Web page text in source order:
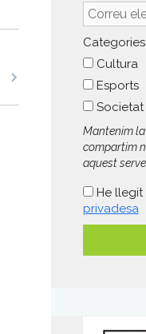
Correu
electrònic
*Categories:
Cultura
Esports
Societat
Mantenim
compartim
aquest
He llegit
privadesa